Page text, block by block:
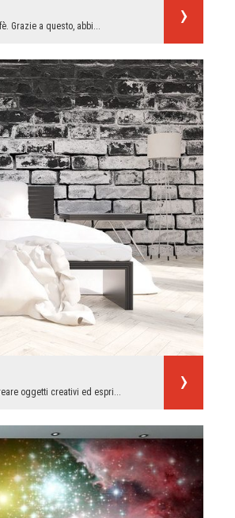
Grazie a questo, abbi...
oggetti creativi ed espri...